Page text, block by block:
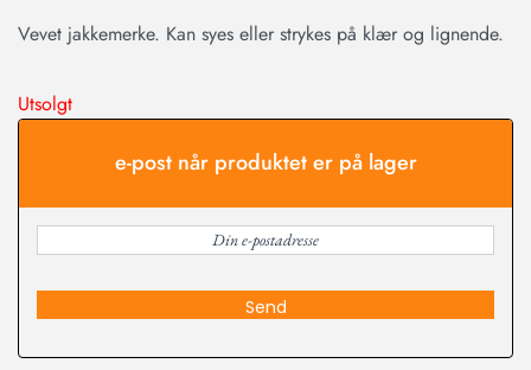
Vevet jakkemerke. Kan syes eller strykes på klær og lignende.
Utsolgt
e-post når produktet er på lager
Send